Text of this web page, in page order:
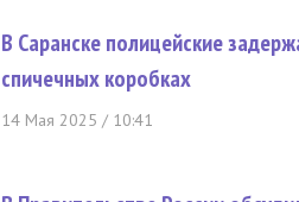
В Саранске полицейские
спичечных коробках
14 Мая 2025 / 10:41